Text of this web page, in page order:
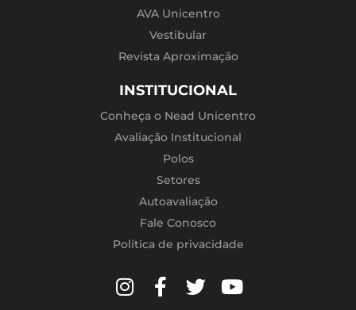
AVA Unicentro
Vestibular
Revista Aproximação
INSTITUCIONAL
Conheça o Nead Unicentro
Avaliação Institucional
Polos
Setores
Autoavaliação
Fale Conosco
Política de privacidade